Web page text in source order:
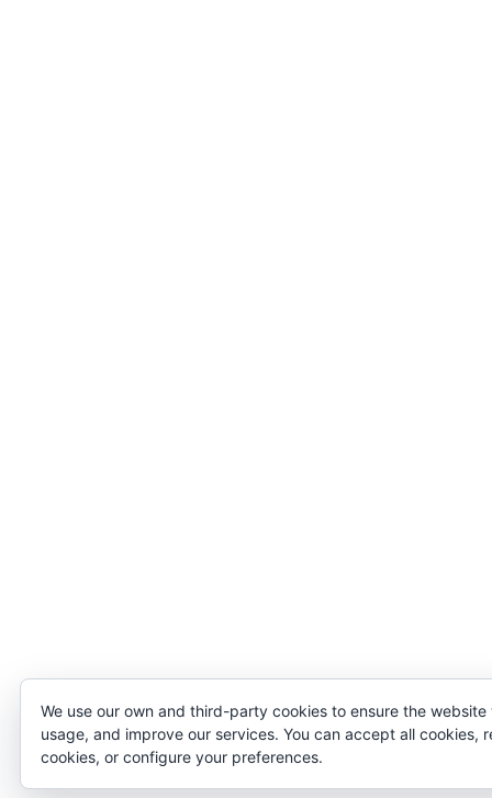
We use our own and third-party cookies to ensure the
usage, and improve our services. You can accept all cookies,
cookies, or configure your preferences.